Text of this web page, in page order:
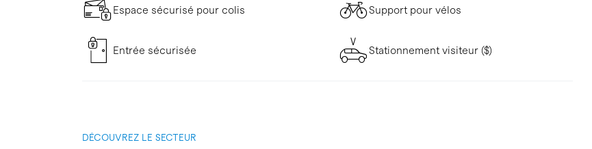
Espace sécurisé pour colis Support pour vélos
Entrée sécurisée Stationnement visiteur ($)
DÉCOUVREZ LE SECTEUR